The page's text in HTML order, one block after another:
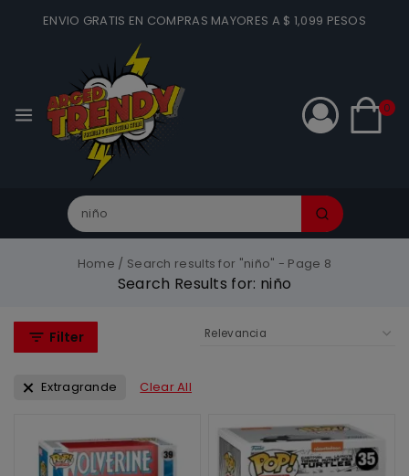
ENVIO GRATIS EN COMPRAS MAYORES A $ 1,099 PESOS
0
Home / Search results for "niño" - Page 8
Search Results for: niño
Filter
Extragrande Clear All